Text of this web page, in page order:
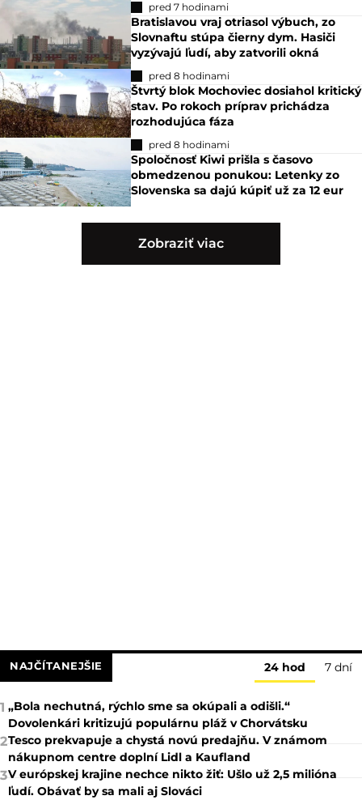
pred 7 hodinami
Bratislavou vraj otriasol výbuch, zo
Slovnaftu stúpa čierny dym. Hasiči
vyzývajú ľudí, aby zatvorili okná
pred 8 hodinami
Štvrtý blok Mochoviec dosiahol kritický
stav. Po rokoch príprav prichádza
rozhodujúca fáza
pred 8 hodinami
Spoločnosť Kiwi prišla s časovo
obmedzenou ponukou: Letenky zo
Slovenska sa dajú kúpiť už za 12 eur
Zobraziť viac
NAJČÍTANEJŠIE 24 hod 7 dní
1 „Bola nechutná, rýchlo sme sa okúpali a odišli.“
Dovolenkári kritizujú populárnu pláž v Chorvátsku
2Tesco prekvapuje a chystá novú predajňu. V známom
nákupnom centre doplní Lidl a Kaufland
3V európskej krajine nechce nikto žiť: Ušlo už 2,5 milióna
ľudí. Obávať by sa mali aj Slováci